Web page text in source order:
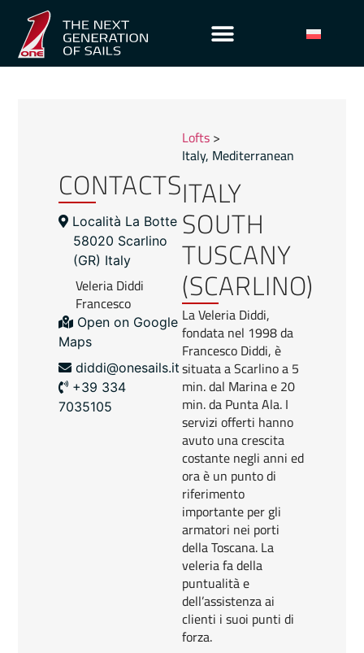
CONTACTS
Località La Botte
58020 Scarlino
(GR) Italy
Veleria Diddi
Francesco
Open on Google
Maps
diddi@onesails.it
+39 334
7035105
Lofts>
Italy, Mediterranean
ITALY
SOUTH
TUSCANY
(SCARLINO)
La Veleria Diddi,
fondata nel 1998 da
Francesco Diddi, è
situata a Scarlino a 5
min. dal Marina e 20
min. da Punta Ala. I
servizi offerti hanno
avuto una crescita
costante negli anni ed
ora è un punto di
riferimento
importante per gli
armatori nei porti
della Toscana. La
veleria fa della
puntualità e
dell’assistenza ai
clienti i suoi punti di
forza.